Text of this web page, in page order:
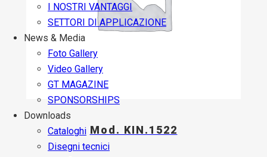
I NOSTRI VANTAGGI
SETTORI DI APPLICAZIONE
News & Media
Foto Gallery
Video Gallery
GT MAGAZINE
SPONSORSHIPS
Downloads
Cataloghi
Disegni tecnici
Mod. KIN.1522